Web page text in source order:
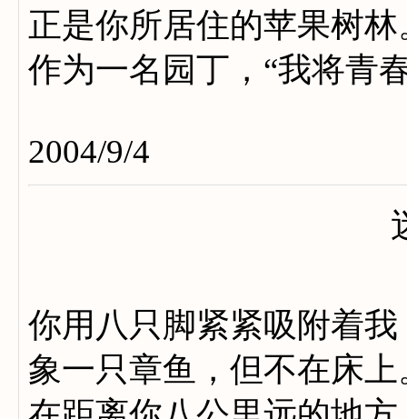
正是你所居住的苹果树
作为一名园丁，“我将青
2004/9/4
你用八只脚紧紧吸附着我
象一只章鱼，但不在床